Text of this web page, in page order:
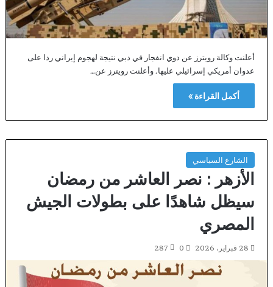
أعلنت وكالة رويترز عن دوي انفجار في دبي نتيجة لهجوم إيراني ردا على
عدوان أمريكي إسرائيلي عليها. وأعلنت رويترز عن…
أكمل القراءة »
الشارع السياسي
الأزهر : نصر العاشر من رمضان
سيظل شاهدًا على بطولات الجيش
المصري
28 فبراير، 2026 0
287